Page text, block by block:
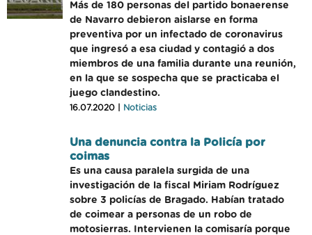
Más de 180 personas del partido bonaerense
de Navarro debieron aislarse en forma
preventiva por un infectado de coronavirus
que ingresó a esa ciudad y contagió a dos
miembros de una familia durante una reunión,
en la que se sospecha que se practicaba el
juego clandestino.
16.07.2020 | Noticias
Una denuncia contra la Policía por
coimas
Es una causa paralela surgida de una
investigación de la fiscal Miriam Rodríguez
sobre 3 policías de Bragado. Habían tratado
de coimear a personas de un robo de
motosierras. Intervienen la comisaría porque